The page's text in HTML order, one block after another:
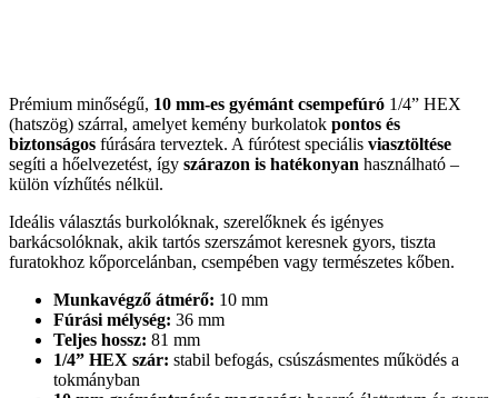
Prémium minőségű, 10 mm-es gyémánt csempefúró 1/4” HEX
(hatszög) szárral, amelyet kemény burkolatok pontos és
biztonságos fúrására terveztek. A fúrótest speciális viasztöltése
segíti a hőelvezetést, így szárazon is hatékonyan használható –
külön vízhűtés nélkül.
Ideális választás burkolóknak, szerelőknek és igényes
barkácsolóknak, akik tartós szerszámot keresnek gyors, tiszta
furatokhoz kőporcelánban, csempében vagy természetes kőben.
Munkavégző átmérő: 10 mm
Fúrási mélység: 36 mm
Teljes hossz: 81 mm
1/4” HEX szár: stabil befogás, csúszásmentes működés a
tokmányban